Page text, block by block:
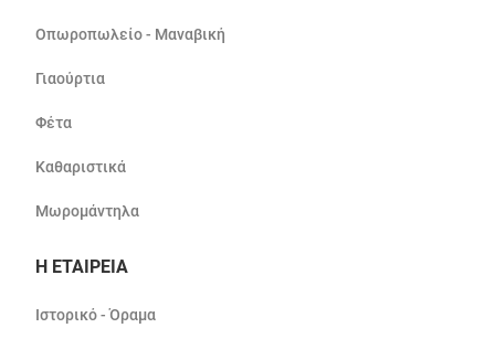
Οπωροπωλείο - Μαναβική
Γιαούρτια
Φέτα
Καθαριστικά
Μωρομάντηλα
Η ΕΤΑΙΡΕΙΑ
Ιστορικό - Όραμα